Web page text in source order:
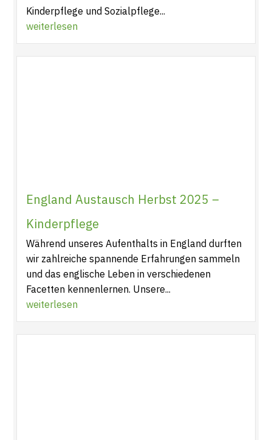
Kinderpflege und Sozialpflege...
weiterlesen
England Austausch Herbst 2025 –
Kinderpflege
Während unseres Aufenthalts in England durften
wir zahlreiche spannende Erfahrungen sammeln
und das englische Leben in verschiedenen
Facetten kennenlernen. Unsere...
weiterlesen